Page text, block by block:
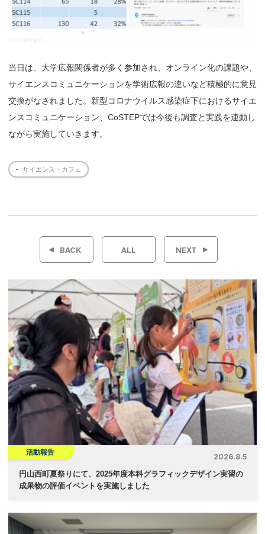
当日は、大学広報関係者が多く参加され、オンライン化の課題や、
サイエンスコミュニケーションを学術広報の違いなど積極的に意見
交換がなされました。新型コロナウイルス感染症下におけるサイエ
ンスコミュニケーション、CoSTEPでは今後も調査と実践を連動し
ながら実施していきます。
サイエンス・カフェ
投
ビ
ゲ
ー
シ
ョ
ン
BACK ALL NEXT
活動報告
2026.8.5
円山西町夏祭りにて、2025年度本科グラフィックデザイン実習の
成果物の評価イベントを実施しました